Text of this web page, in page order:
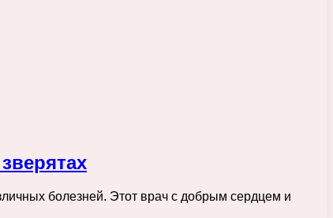
болезней. Этот врач с добрым сердцем и